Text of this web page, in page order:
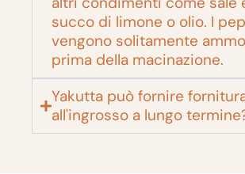
succo di limone o olio. I
vengono solitamente
prima della macinazione.
Yakutta può fornire
all'ingrosso a lungo